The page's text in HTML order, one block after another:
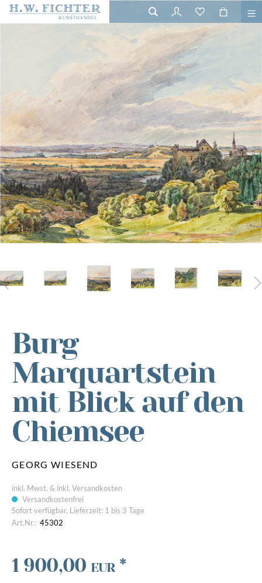
Burg
Marquartstein
mit Blick auf den
Chiemsee
GEORG WIESEND
inkl. Mwst. & inkl. Versandkosten
Versandkostenfrei
Sofort verfügbar, Lieferzeit: 1 bis 3 Tage
Art.Nr.: 45302
1 900,00 EUR *